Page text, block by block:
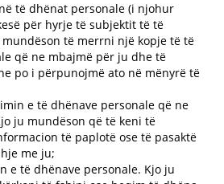
të dhënat personale (i njohur
për hyrje të subjektit të të
të merrni një kopje të të
që ne mbajmë për ju dhe të
po i përpunojmë ato në mënyrë të
e të dhënave personale që ne
ju mundëson që të keni të
të paplotë ose të pasaktë
me ju;
e të dhënave personale. Kjo ju